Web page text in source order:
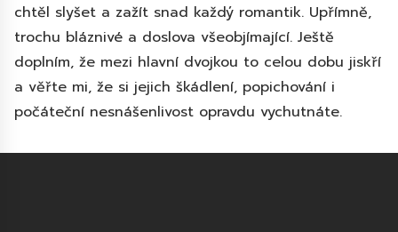
chtěl slyšet a zažít snad každý romantik. Upřímně,
trochu bláznivé a doslova všeobjímající. Ještě
doplním, že mezi hlavní dvojkou to celou dobu jiskří
a věřte mi, že si jejich škádlení, popichování i
počáteční nesnášenlivost opravdu vychutnáte.